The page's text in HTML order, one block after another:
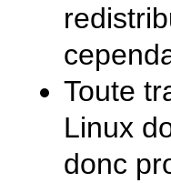
Toute
Linux
donc